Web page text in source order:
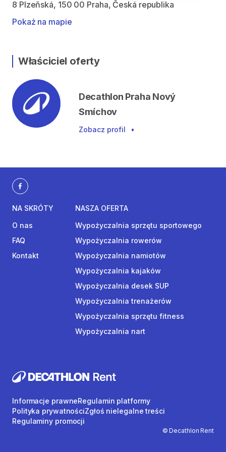
8 Plzeňská, 150 00 Praha, Česká republika
Pokaż na mapie
Właściciel oferty
Decathlon Praha Nový
Smíchov
Zobacz profil •
NA SKRÓTY
O nas
FAQ
Kontakt
NASZA OFERTA
Wypożyczalnia sprzętu sportowego
Wypożyczalnia rowerów
Wypożyczalnia namiotów
Wypożyczalnia kajaków
Wypożyczalnia desek SUP
Wypożyczalnia trenażerów
Wypożyczalnia sprzętu fitness
Wypożyczalnia nart
© Decathlon Rent
Informacje prawneRegulamin platformy
Polityka prywatnościZgłoś nielegalne treści
Regulaminy promocji